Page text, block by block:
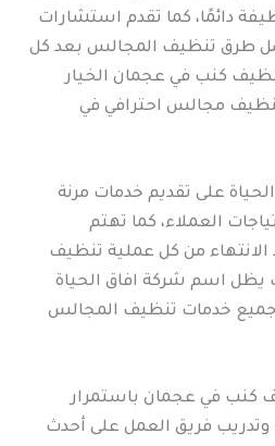
دائمًا، كما تقدم استشارات
طرق تنظيف المجالس بعد كل
كنب في عجمان الخيار
مجالس احترافي في
على تقديم خدمات مرنة
العملاء، كما تهتم
الانتهاء من كل عملية تنظيف
يظل اسم شركة افاق الحياة
جميع خدمات تنظيف المجالس
كنب في عجمان باستمرار
فريق العمل على أحدث